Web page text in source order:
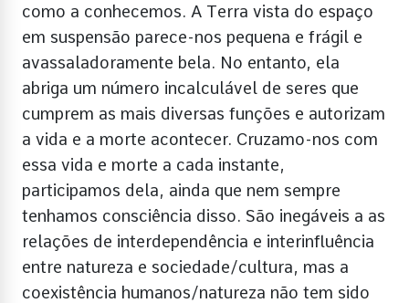
como a conhecemos. A Terra vista do espaço
em suspensão parece-nos pequena e frágil e
avassaladoramente bela. No entanto, ela
abriga um número incalculável de seres que
cumprem as mais diversas funções e autorizam
a vida e a morte acontecer. Cruzamo-nos com
essa vida e morte a cada instante,
participamos dela, ainda que nem sempre
tenhamos consciência disso. São inegáveis a as
relações de interdependência e interinfluência
entre natureza e sociedade/cultura, mas a
coexistência humanos/natureza não tem sido